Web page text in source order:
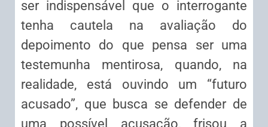
ser indispensável que o interrogante
tenha cautela na avaliação do
depoimento do que pensa ser uma
testemunha mentirosa, quando, na
realidade, está ouvindo um “futuro
acusado”, que busca se defender de
uma possível acusação, frisou a